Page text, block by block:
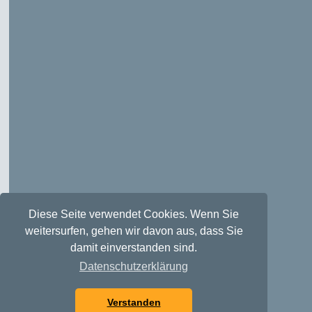
Diese Seite verwendet Cookies. Wenn Sie
weitersurfen, gehen wir davon aus, dass Sie
damit einverstanden sind.
Datenschutzerklärung
Verstanden